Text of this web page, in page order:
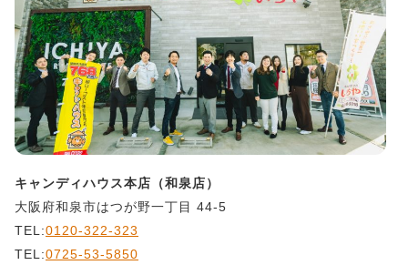
キャンディハウス本店（和泉店）
大阪府和泉市はつが野一丁目 44-5
TEL:0120-322-323
TEL:0725-53-5850